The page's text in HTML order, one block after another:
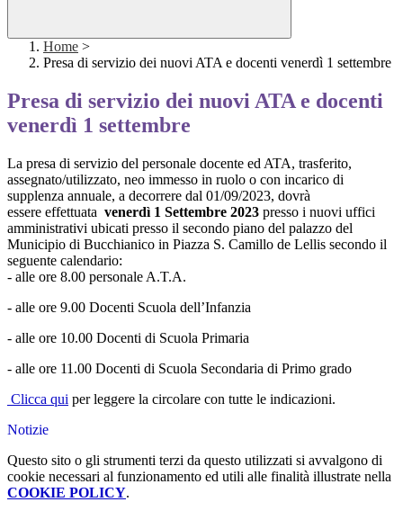
Home >
Presa di servizio dei nuovi ATA e docenti venerdì 1 settembre
Presa di servizio dei nuovi ATA e docenti
venerdì 1 settembre
La presa di servizio del personale docente ed ATA, trasferito,
assegnato/utilizzato, neo immesso in ruolo o con incarico di
supplenza annuale, a decorrere dal 01/09/2023, dovrà
essere effettuata venerdì 1 Settembre 2023 presso i nuovi uffici
amministrativi ubicati presso il secondo piano del palazzo del
Municipio di Bucchianico in Piazza S. Camillo de Lellis secondo il
seguente calendario:
- alle ore 8.00 personale A.T.A.
- alle ore 9.00 Docenti Scuola dell’Infanzia
- alle ore 10.00 Docenti di Scuola Primaria
- alle ore 11.00 Docenti di Scuola Secondaria di Primo grado
Clicca qui per leggere la circolare con tutte le indicazioni.
Notizie
Questo sito o gli strumenti terzi da questo utilizzati si avvalgono di
cookie necessari al funzionamento ed utili alle finalità illustrate nella
COOKIE POLICY.